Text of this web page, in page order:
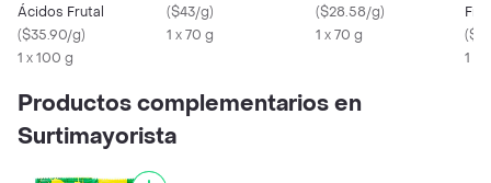
Ácidos Frutal
($35.90/g)
1 x 100 g
($43/g)
1 x 70 g
($28.58/g)
1 x 70 g
(
1 x
Productos complementarios en
Surtimayorista